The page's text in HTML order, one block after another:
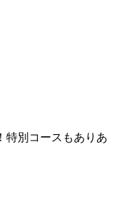
特別コースもありあ